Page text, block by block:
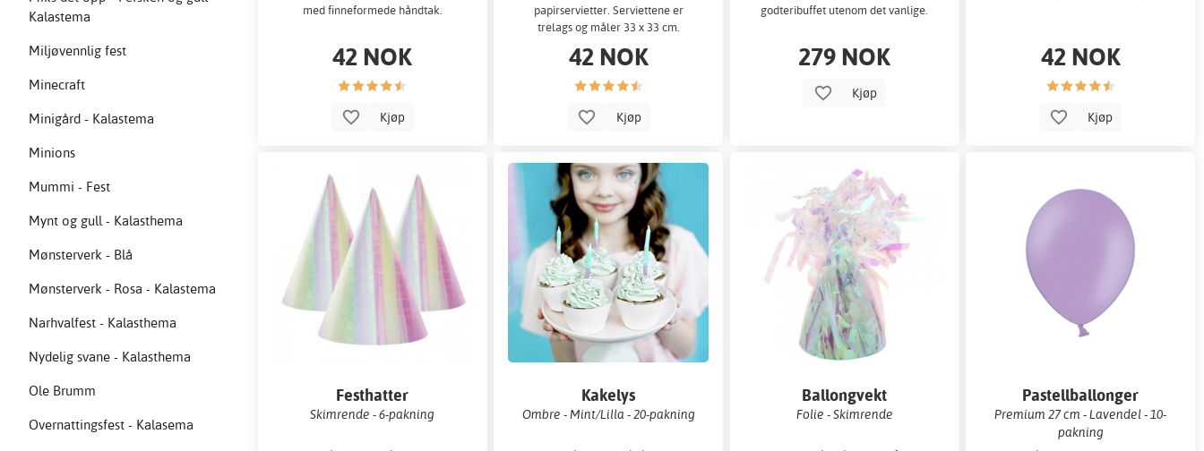
Kalastema
Miljøvennlig fest
Minecraft
Minigård - Kalastema
Minions
Mummi - Fest
Mynt og gull - Kalasthema
Mønsterverk - Blå
Mønsterverk - Rosa - Kalastema
Narhvalfest - Kalasthema
Nydelig svane - Kalasthema
Ole Brumm
Overnattingsfest - Kalasema
med finneformede håndtak.
42 NOK
Kjøp
papirservietter. Serviettene er
trelags og måler 33 x 33 cm.
42 NOK
Kjøp
godteribuffet utenom det vanlige.
279 NOK
Kjøp
42 NOK
Kjøp
Festhatter
Skimrende - 6-pakning
Kakelys
Ombre - Mint/Lilla - 20-pakning
Ballongvekt
Folie - Skimrende
Pastellballonger
Premium 27 cm - Lavendel - 10-
pakning